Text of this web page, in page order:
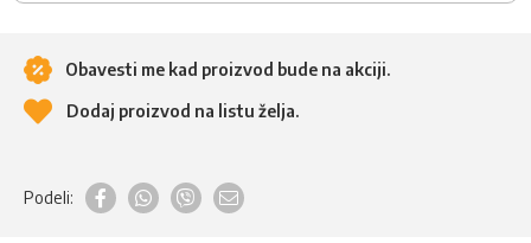
Obavesti me kad proizvod bude na akciji.
Dodaj proizvod na listu želja.
Podeli: